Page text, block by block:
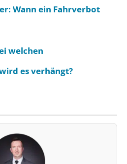
Wann ein Fahrverbot
welchen
es verhängt?